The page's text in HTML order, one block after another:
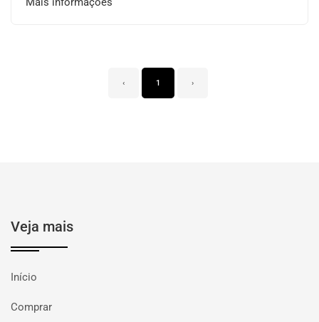
‹ 1 ›
Veja mais
Início
Comprar